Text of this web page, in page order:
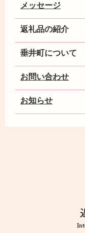
メッセージ
返礼品の紹介
垂井町について
お問い合わせ
お知らせ